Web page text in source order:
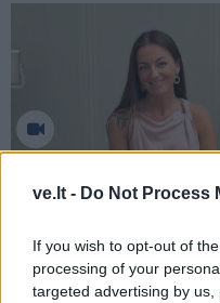
ve.lt - Do Not Process
If you wish to opt-out of
processing of your
targeted advertising by
grįžusi Karina
norą